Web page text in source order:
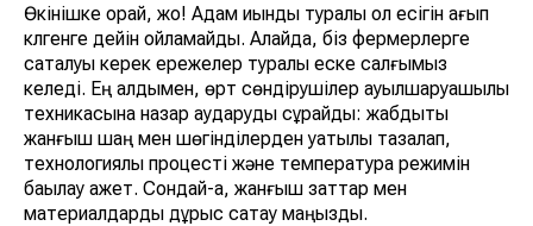
Өкінішке орай, жоқ! Адам қиындық туралы ол есігін қағып
клгенге дейін ойламайды. Алайда, біз фермерлерге
сақталуы керек ережелер туралы еске салғымыз
келеді. Ең алдымен, өрт сөндірушілер ауылшаруашылық
техникасына назар аударуды сұрайды: жабдықты
жанғыш шаң мен шөгінділерден уақтылы тазалап,
технологиялық процесті және температура режимін
бақылау қажет. Сондай-ақ, жанғыш заттар мен
материалдарды дұрыс сақтау маңызды.